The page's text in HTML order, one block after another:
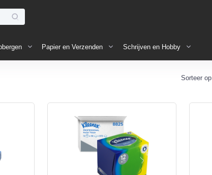
Papier en Verzenden Schrijven en Hobby
Sorteer op